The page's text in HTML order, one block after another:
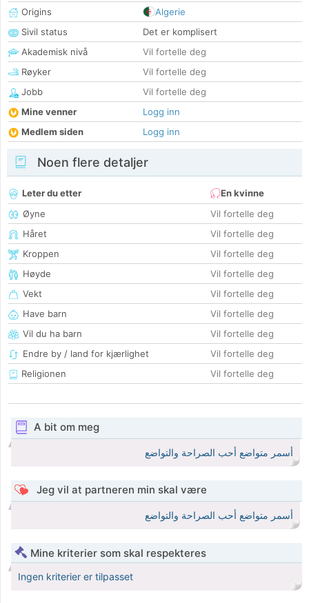
Origins
Algerie
Sivil status
Det er komplisert
Akademisk nivå
Vil fortelle deg
Røyker
Vil fortelle deg
Jobb
Vil fortelle deg
Mine venner
Logg inn
Medlem siden
Logg inn
Noen flere detaljer
Leter du etter
En kvinne
Øyne
Vil fortelle deg
Håret
Vil fortelle deg
Kroppen
Vil fortelle deg
Høyde
Vil fortelle deg
Vekt
Vil fortelle deg
Have barn
Vil fortelle deg
Vil du ha barn
Vil fortelle deg
Endre by / land for kjærlighet
Vil fortelle deg
Religionen
Vil fortelle deg
A bit om meg
أسمر متواضع أحب الصراحة والتواضع
Jeg vil at partneren min skal være
أسمر متواضع أحب الصراحة والتواضع
Mine kriterier som skal respekteres
Ingen kriterier er tilpasset